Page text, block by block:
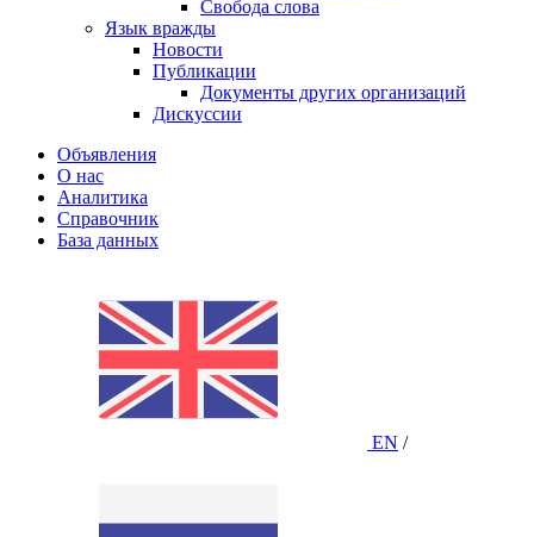
Свобода слова
Язык вражды
Новости
Публикации
Документы других организаций
Дискуссии
Объявления
О нас
Аналитика
Справочник
База данных
EN /